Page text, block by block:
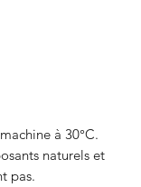
à 30°C.
naturels et
pas.